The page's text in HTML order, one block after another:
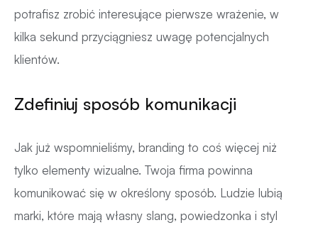
potrafisz zrobić interesujące pierwsze wrażenie, w
kilka sekund przyciągniesz uwagę potencjalnych
klientów.
Zdefiniuj sposób komunikacji
Jak już wspomnieliśmy, branding to coś więcej niż
tylko elementy wizualne. Twoja firma powinna
komunikować się w określony sposób. Ludzie lubią
marki, które mają własny slang, powiedzonka i styl